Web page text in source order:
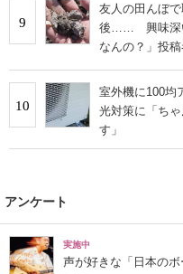
9
友人の田んぼ
後…… 興味深い
なんの？」投
10
室外機に100
光対策に「ち
す」
アンケート
実施中
声が好きな「日本のボ